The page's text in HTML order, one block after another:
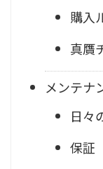
購入
真贋
メンテナ
日々
保証